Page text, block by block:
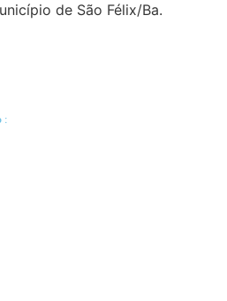
de São Félix/Ba.
: